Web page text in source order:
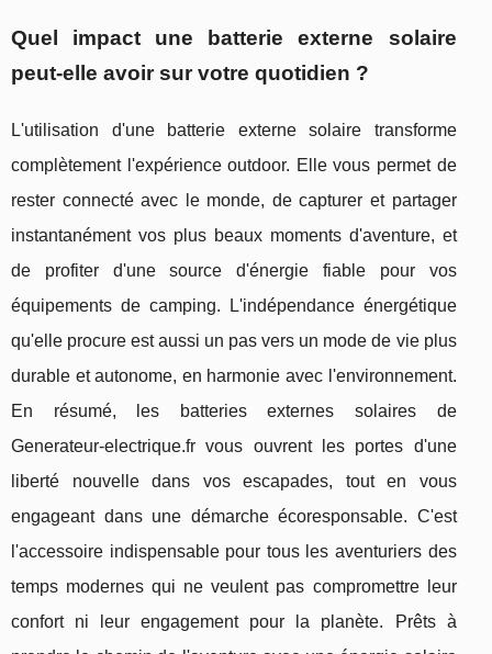
Quel impact une batterie externe solaire
peut-elle avoir sur votre quotidien ?
L'utilisation d'une batterie externe solaire transforme
complètement l'expérience outdoor. Elle vous permet de
rester connecté avec le monde, de capturer et partager
instantanément vos plus beaux moments d'aventure, et
de profiter d'une source d'énergie fiable pour vos
équipements de camping. L'indépendance énergétique
qu'elle procure est aussi un pas vers un mode de vie plus
durable et autonome, en harmonie avec l'environnement.
En résumé, les batteries externes solaires de
Generateur-electrique.fr vous ouvrent les portes d'une
liberté nouvelle dans vos escapades, tout en vous
engageant dans une démarche écoresponsable. C'est
l'accessoire indispensable pour tous les aventuriers des
temps modernes qui ne veulent pas compromettre leur
confort ni leur engagement pour la planète. Prêts à